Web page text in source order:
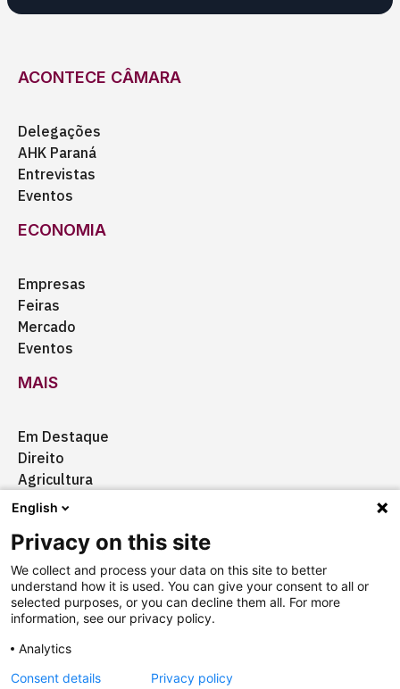
ACONTECE CÂMARA
Delegações
AHK Paraná
Entrevistas
Eventos
ECONOMIA
Empresas
Feiras
Mercado
Eventos
MAIS
Em Destaque
Direito
Agricultura
Certificação
Aquisições
English
Privacy on this site
We collect and process your data on this site to better
understand how it is used. You can give your consent to all or
selected purposes, or you can decline them all. For more
information, see our privacy policy.
Analytics
Consent details
Privacy policy